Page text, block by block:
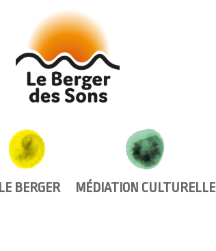
LE BERGER MÉDIATION CULTURELLE